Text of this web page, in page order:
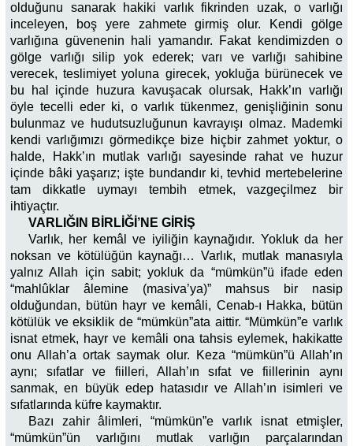
olduğunu sanarak hakiki varlık fikrinden uzak, o varlığı
inceleyen, boş yere zahmete girmiş olur. Kendi gölge
varlığına güvenenin hali yamandır. Fakat kendimizden o
gölge varlığı silip yok ederek; varı ve varlığı sahibine
verecek, teslimiyet yoluna girecek, yokluğa bürünecek ve
bu hal içinde huzura kavuşacak olursak, Hakk’ın varlığı
öyle tecelli eder ki, o varlık tükenmez, genişliğinin sonu
bulunmaz ve hudutsuzluğunun kavrayışı olmaz. Mademki
kendi varlığımızı görmedikçe bize hiçbir zahmet yoktur, o
halde, Hakk’ın mutlak varlığı sayesinde rahat ve huzur
içinde bâki yaşarız; işte bundandır ki, tevhid mertebelerine
tam dikkatle uymayı tembih etmek, vazgeçilmez bir
ihtiyaçtır.
VARLIĞIN BİRLİĞİ’NE GİRİŞ
Varlık, her kemâl ve iyiliğin kaynağıdır. Yokluk da her
noksan ve kötülüğün kaynağı… Varlık, mutlak manasıyla
yalnız Allah için sabit; yokluk da “mümkün”ü ifade eden
“mahlûklar âlemine (masiva’ya)” mahsus bir nasip
olduğundan, bütün hayr ve kemâli, Cenab-ı Hakka, bütün
kötülük ve eksiklik de “mümkün”ata aittir. “Mümkün”e varlık
isnat etmek, hayr ve kemâli ona tahsis eylemek, hakikatte
onu Allah’a ortak saymak olur. Keza “mümkün”ü Allah’ın
aynı; sıfatlar ve fiilleri, Allah’ın sıfat ve fiillerinin aynı
sanmak, en büyük edep hatasıdır ve Allah’ın isimleri ve
sıfatlarında küfre kaymaktır.
Bazı zahir âlimleri, “mümkün”e varlık isnat etmişler,
“mümkün”ün varlığını mutlak varlığın parçalarından